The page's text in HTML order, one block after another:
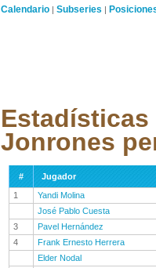
Calendario | Subseries |
Jonrones
#
Jugador
1
Yandi Molina
José Pablo Cuesta
3
Pavel Hernández
4
Frank Ernesto Herrera
Elder Nodal